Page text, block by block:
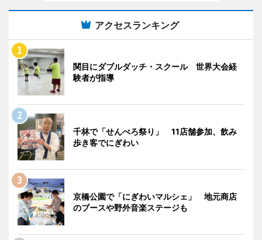
アクセスランキング
関目にダブルダッチ・スクール 世界大会経
験者が指導
千林で「せんべろ祭り」 11店舗参加、飲み
歩き客でにぎわい
京橋公園で「にぎわいマルシェ」 地元商店
のブースや野外音楽ステージも